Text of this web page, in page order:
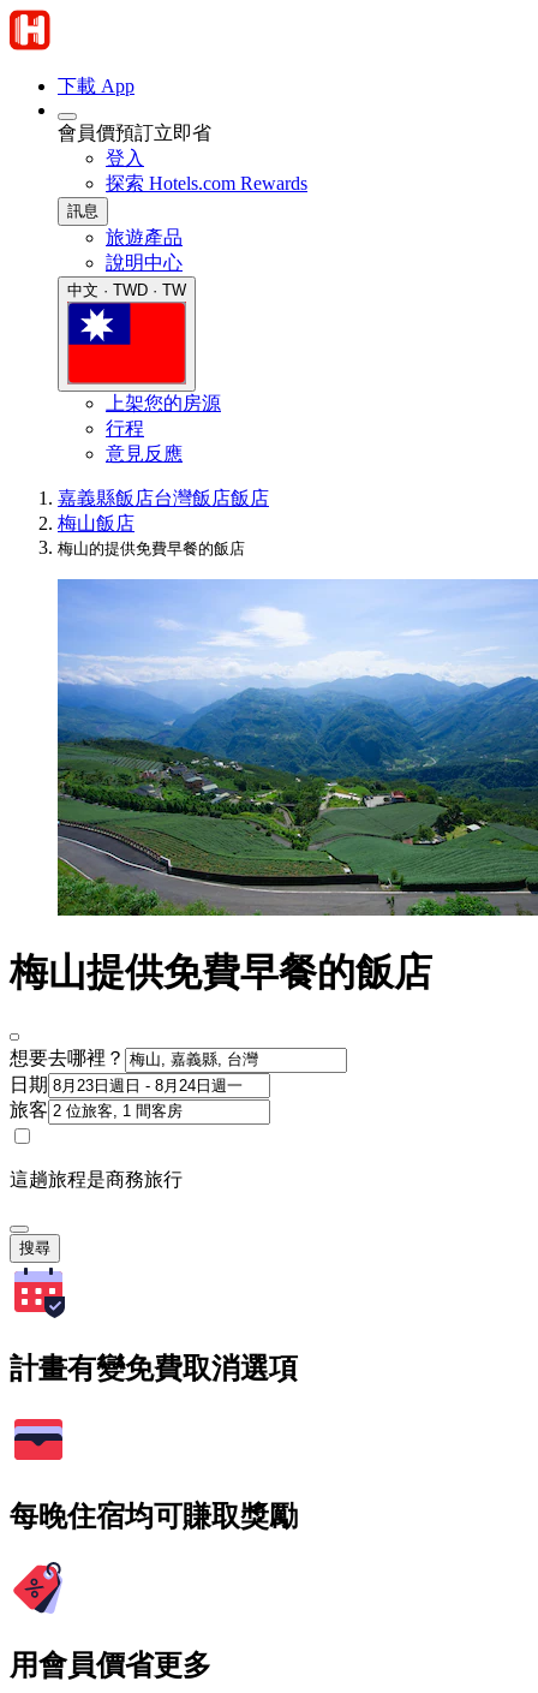
下載 App
會員價預訂立即省
登入
探索 Hotels.com Rewards
訊息
旅遊產品
說明中心
中文 · TWD · TW
上架您的房源
行程
意見反應
嘉義縣飯店台灣飯店飯店
梅山飯店
梅山的提供免費早餐的飯店
梅山提供免費早餐的飯店
想要去哪裡？
日期
旅客
這趟旅程是商務旅行
搜尋
計畫有變免費取消選項
每晚住宿均可賺取獎勵
用會員價省更多